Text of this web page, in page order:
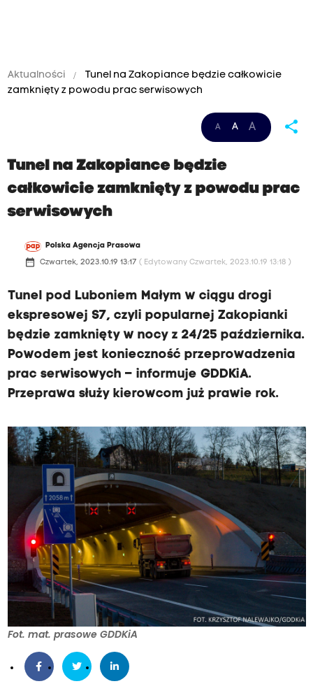
Aktualności
Tunel na Zakopiance będzie całkowicie
zamknięty z powodu prac serwisowych
A A A share
Tunel na Zakopiance będzie
całkowicie zamknięty z powodu prac
serwisowych
Polska Agencja Prasowa
date_range Czwartek, 2023.10.19 13:17 ( Edytowany Czwartek, 2023.10.19 13:18 )
Tunel pod Luboniem Małym w ciągu drogi
ekspresowej S7, czyli popularnej Zakopianki
będzie zamknięty w nocy z 24/25 października.
Powodem jest konieczność przeprowadzenia
prac serwisowych – informuje GDDKiA.
Przeprawa służy kierowcom już prawie rok.
Fot. mat. prasowe GDDKiA